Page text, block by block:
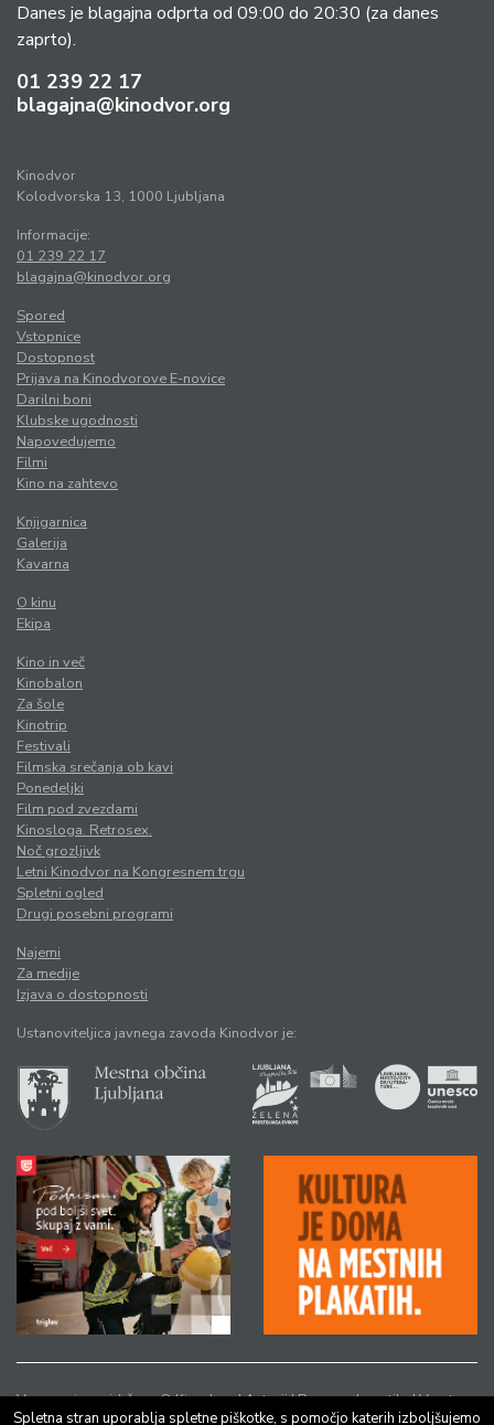
Danes je blagajna odprta od 09:00 do 20:30 (za danes
zaprto).
01 239 22 17
blagajna@kinodvor.org
Kinodvor
Kolodvorska 13, 1000 Ljubljana
Informacije:
01 239 22 17
blagajna@kinodvor.org
Spored
Vstopnice
Dostopnost
Prijava na Kinodvorove E-novice
Darilni boni
Klubske ugodnosti
Napovedujemo
Filmi
Kino na zahtevo
Knjigarnica
Galerija
Kavarna
O kinu
Ekipa
Kino in več
Kinobalon
Za šole
Kinotrip
Festivali
Filmska srečanja ob kavi
Ponedeljki
Film pod zvezdami
Kinosloga. Retrosex.
Noč grozljivk
Letni Kinodvor na Kongresnem trgu
Spletni ogled
Drugi posebni programi
Najemi
Za medije
Izjava o dostopnosti
Ustanoviteljica javnega zavoda Kinodvor je:
Vse pravice pridržane © Kinodvor |Avtorji|Pravno obvestilo|Varstvo
Spletna stran uporablja spletne piškotke, s pomočjo katerih izboljšujemo